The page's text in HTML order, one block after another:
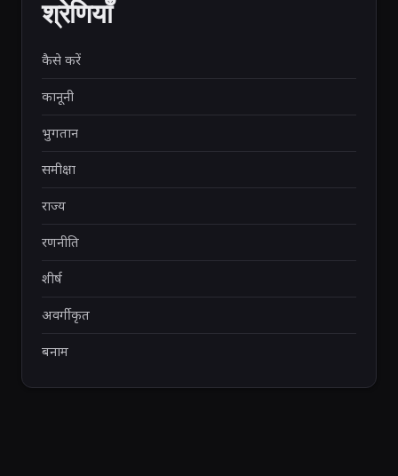
श्रेणियाँ
कैसे करें
कानूनी
भुगतान
समीक्षा
राज्य
रणनीति
शीर्ष
अवर्गीकृत
बनाम